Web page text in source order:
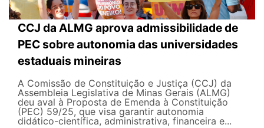
CCJ da ALMG aprova admissibilidade de
PEC sobre autonomia das universidades
estaduais mineiras
A Comissão de Constituição e Justiça (CCJ) da
Assembleia Legislativa de Minas Gerais (ALMG)
deu aval à Proposta de Emenda à Constituição
(PEC) 59/25, que visa garantir autonomia
didático-científica, administrativa, financeira e...